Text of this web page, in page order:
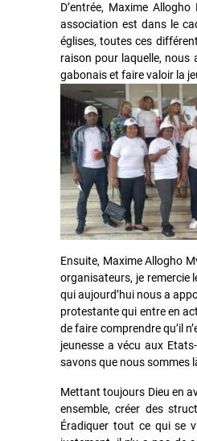
D’entrée, Maxime
association est dans le
églises, toutes ces
raison pour laquelle, nous
gabonais et faire valoir la
Ensuite, Maxime Allogho
organisateurs, je remercie
qui aujourd’hui nous a
protestante qui entre en
de faire comprendre qu’il
jeunesse a vécu aux
savons que nous sommes
Mettant toujours Dieu en
ensemble, créer des
Éradiquer tout ce qui se